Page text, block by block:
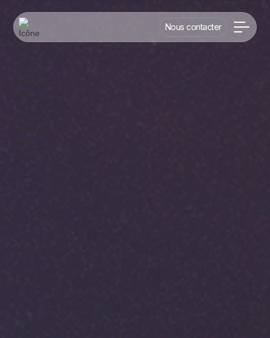
Nous contacter